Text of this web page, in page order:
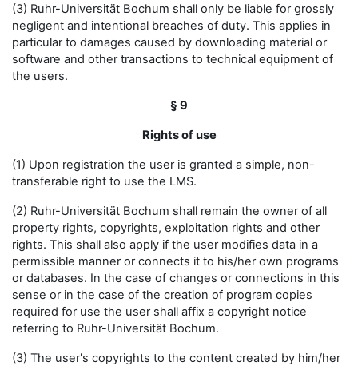
(3) Ruhr-Universität Bochum shall only be liable for grossly
negligent and intentional breaches of duty. This applies in
particular to damages caused by downloading material or
software and other transactions to technical equipment of
the users.
§ 9
Rights of use
(1) Upon registration the user is granted a simple, non-
transferable right to use the LMS.
(2) Ruhr-Universität Bochum shall remain the owner of all
property rights, copyrights, exploitation rights and other
rights. This shall also apply if the user modifies data in a
permissible manner or connects it to his/her own programs
or databases. In the case of changes or connections in this
sense or in the case of the creation of program copies
required for use the user shall affix a copyright notice
referring to Ruhr-Universität Bochum.
(3) The user's copyrights to the content created by him/her